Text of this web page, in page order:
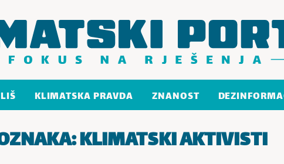
KLIMATSKA PRAVDA ZNANOST
KLIMATSKI AKTIVISTI